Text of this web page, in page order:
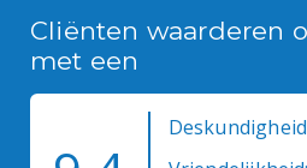
Cliënten waarderen
met een